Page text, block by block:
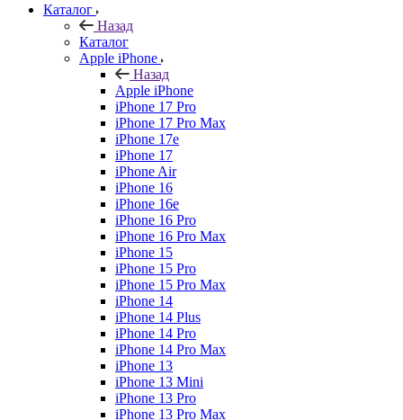
Каталог
Назад
Каталог
Apple iPhone
Назад
Apple iPhone
iPhone 17 Pro
iPhone 17 Pro Max
iPhone 17e
iPhone 17
iPhone Air
iPhone 16
iPhone 16e
iPhone 16 Pro
iPhone 16 Pro Max
iPhone 15
iPhone 15 Pro
iPhone 15 Pro Max
iPhone 14
iPhone 14 Plus
iPhone 14 Pro
iPhone 14 Pro Max
iPhone 13
iPhone 13 Mini
iPhone 13 Pro
iPhone 13 Pro Max